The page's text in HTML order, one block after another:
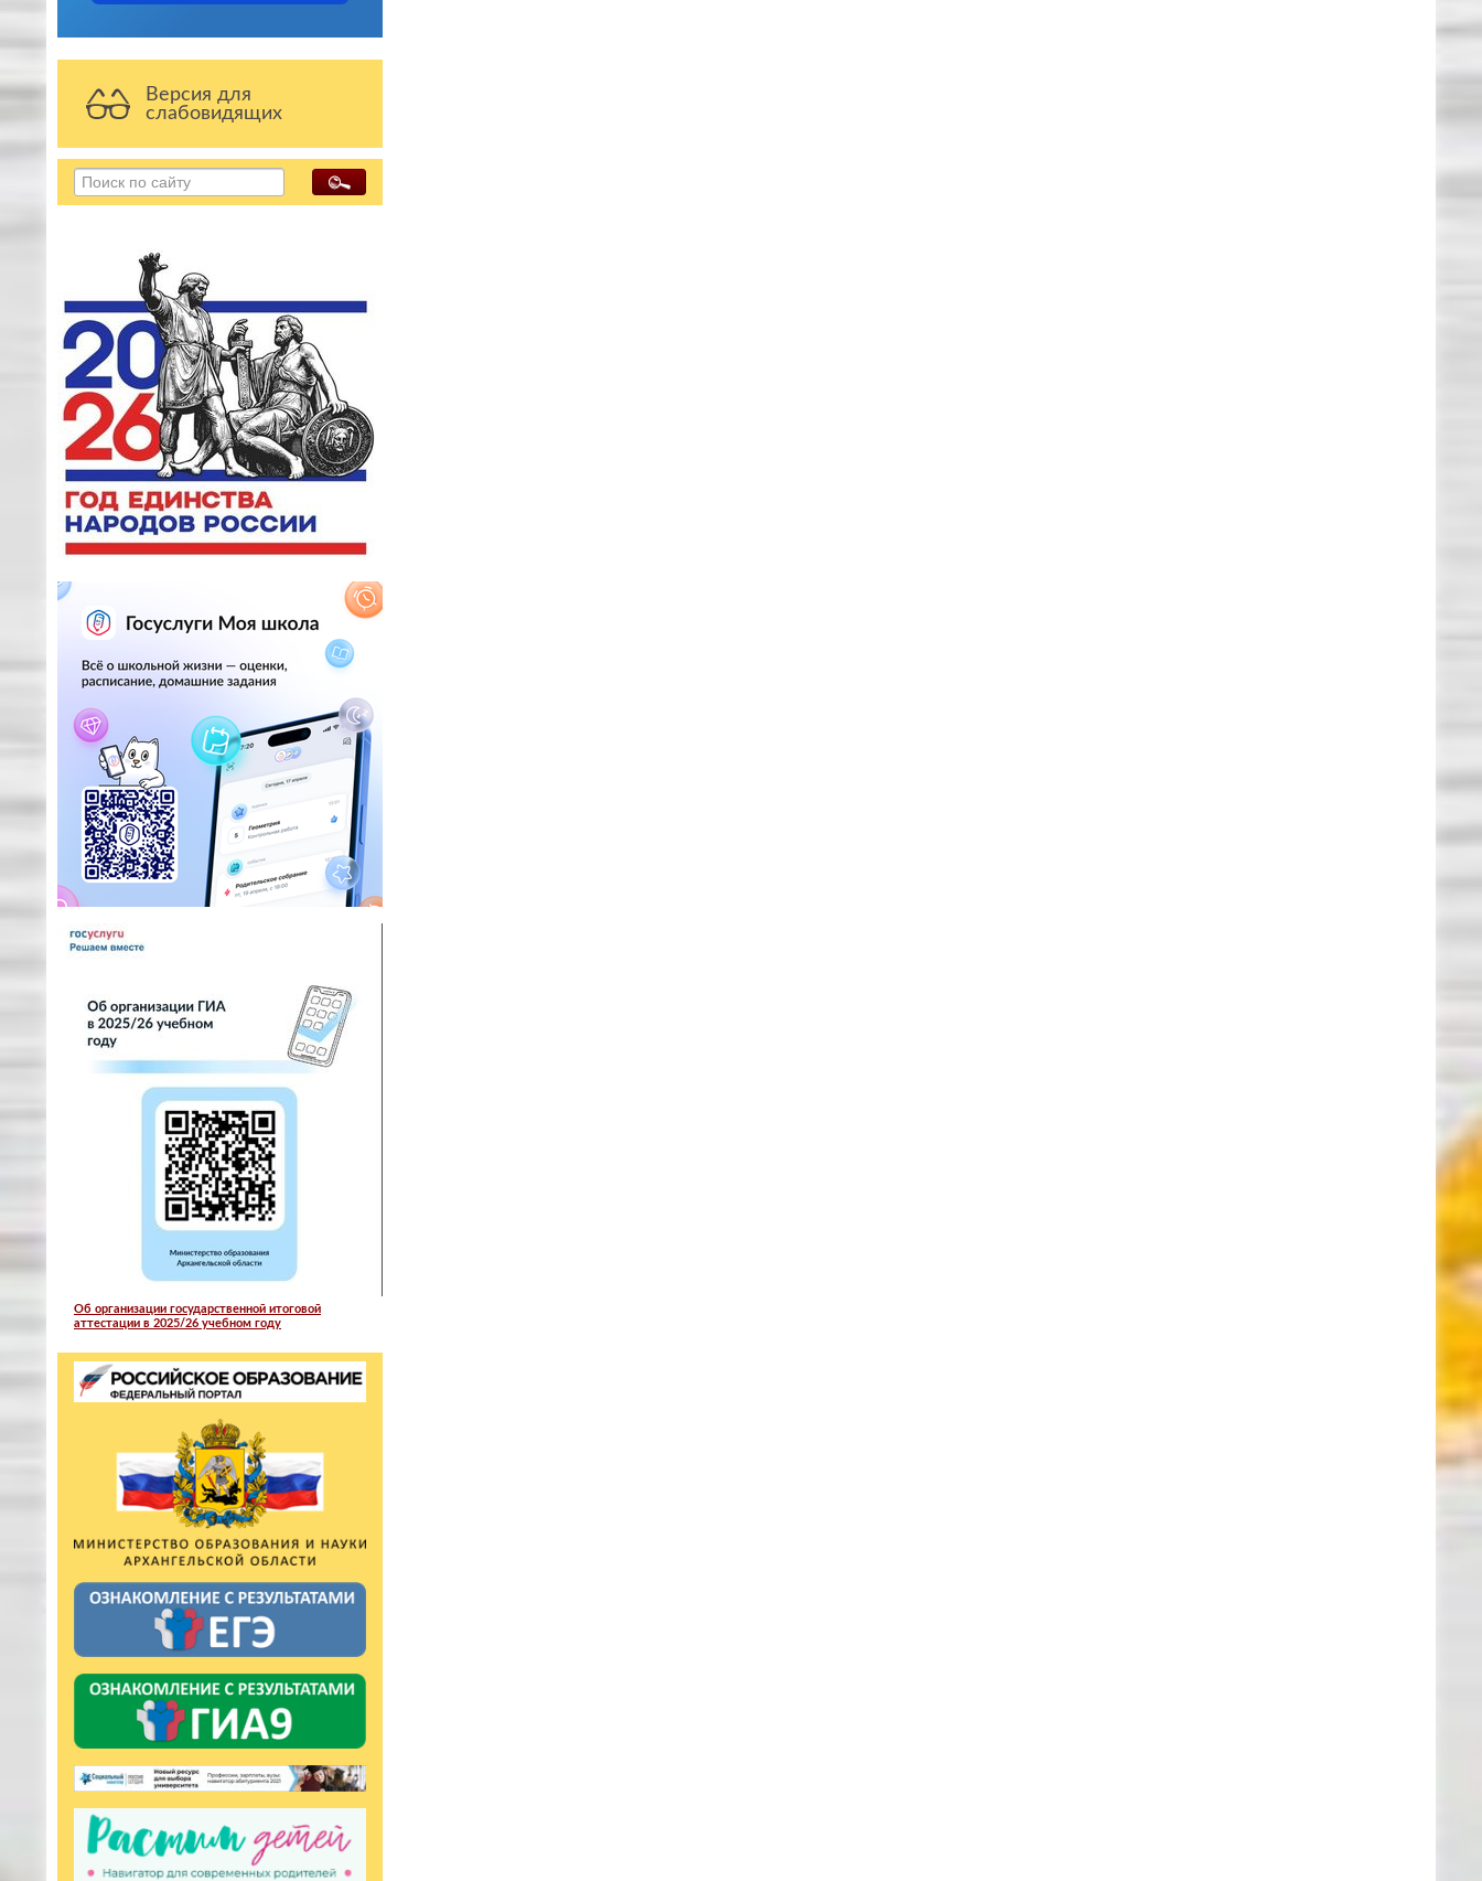
Версия для
слабовидящих
Об организации государственной итоговой
аттестации в 2025/26 учебном году